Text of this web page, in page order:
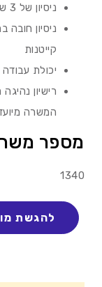
ניסיון של 3 שנים לפחות בחינוך/הדרכת ילדים ונוער
ניסיון
קייטנות
יכולת
רישיון
המשרה
מספר
1340